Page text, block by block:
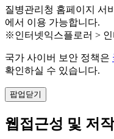
질병관리청 홈페이지 서
에서 이용 가능합니다.
※인터넷익스플로러 >
국가 사이버 보안 정책은
확인하실 수 있습니다.
팝업닫기
웹접근성 및 저